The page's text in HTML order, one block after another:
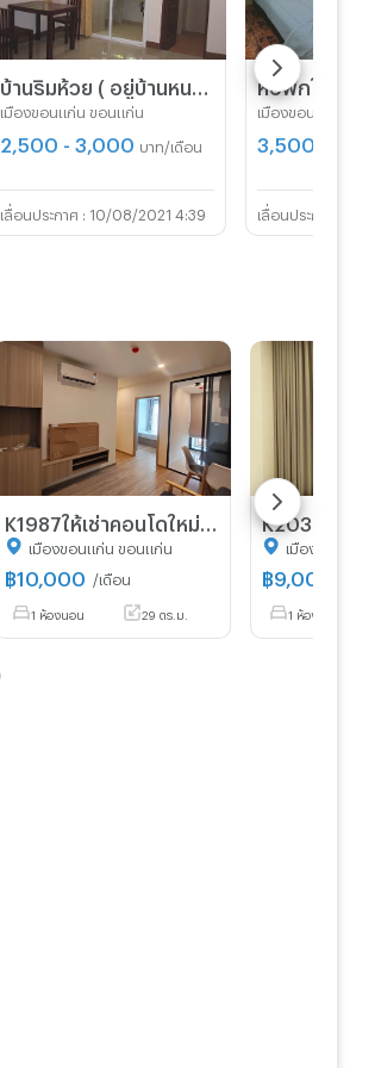
เมืองขอนแก่น ขอนแก่น
2,500 - 3,000 บาท/เดือน
10/08/2021 4:39
หอพักใกล้มข.
เมืองขอนแก่น ขอนแ
3,500
เมืองขอนแก่น ขอนแก่น
฿10,000 /เดือน
1 ห้องนอน 29 ตร.ม.
เมืองขอนแก่น
฿9,000
1 ห้องนอน